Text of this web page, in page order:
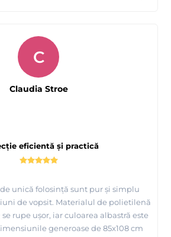
eficientă și practică
unică folosință sunt pur și simplu
de vopsit. Materialul de polietilenă
rupe ușor, iar culoarea albastră este
generoase de 85x108 cm
C
Claudia Stroe